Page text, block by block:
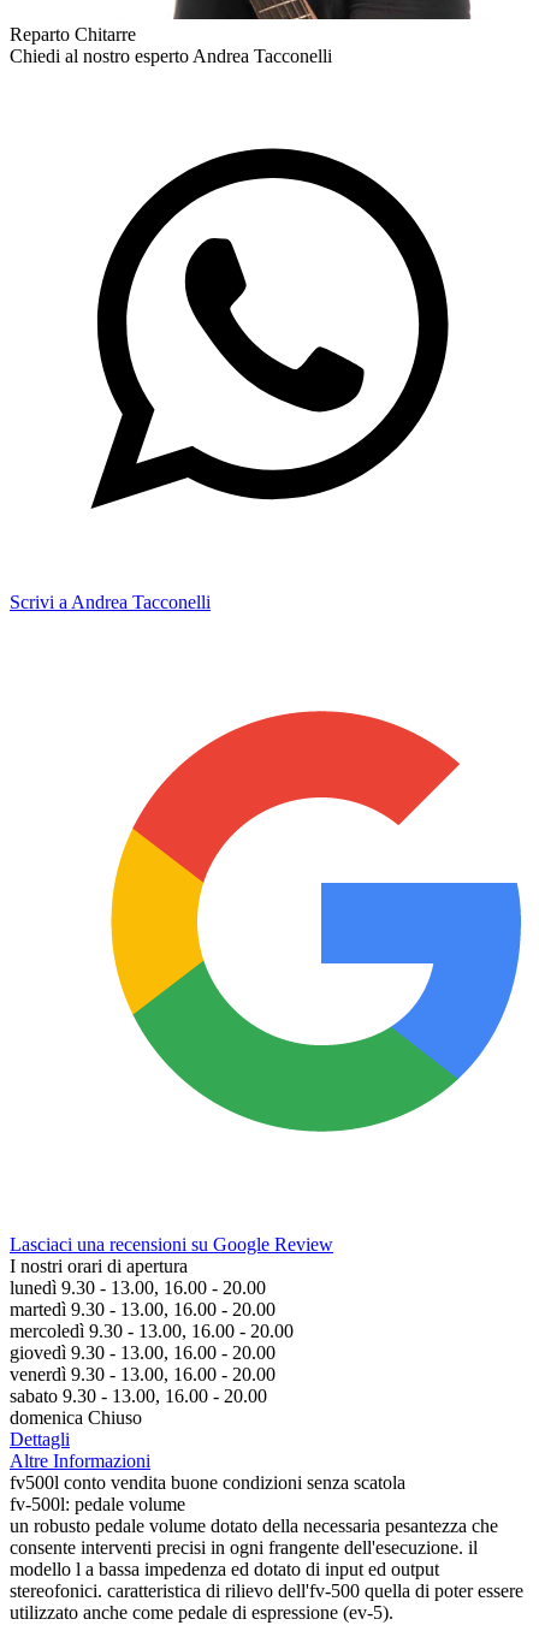
Reparto Chitarre
Chiedi al nostro espertoAndrea Tacconelli
Scrivi a Andrea Tacconelli
Lasciaci una recensioni su Google Review
I nostri orari di apertura
lunedì 9.30 - 13.00, 16.00 - 20.00
martedì 9.30 - 13.00, 16.00 - 20.00
mercoledì 9.30 - 13.00, 16.00 - 20.00
giovedì 9.30 - 13.00, 16.00 - 20.00
venerdì 9.30 - 13.00, 16.00 - 20.00
sabato 9.30 - 13.00, 16.00 - 20.00
domenica Chiuso
Dettagli
Altre Informazioni
fv500l conto vendita buone condizioni senza scatola
fv-500l: pedale volume
un robusto pedale volume dotato della necessaria pesantezza che
consente interventi precisi in ogni frangente dell'esecuzione. il
modello l a bassa impedenza ed dotato di input ed output
stereofonici. caratteristica di rilievo dell'fv-500 quella di poter essere
utilizzato anche come pedale di espressione (ev-5).